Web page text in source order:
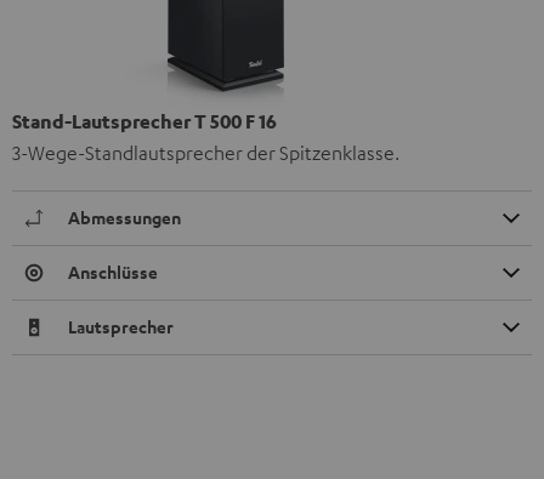
Stand-Lautsprecher T 500 F 16
3-Wege-Standlautsprecher der Spitzenklasse.
Abmessungen
Anschlüsse
Lautsprecher